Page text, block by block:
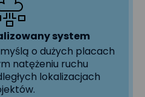
system
o dużych placach
natężeniu ruchu
lokalizacjach